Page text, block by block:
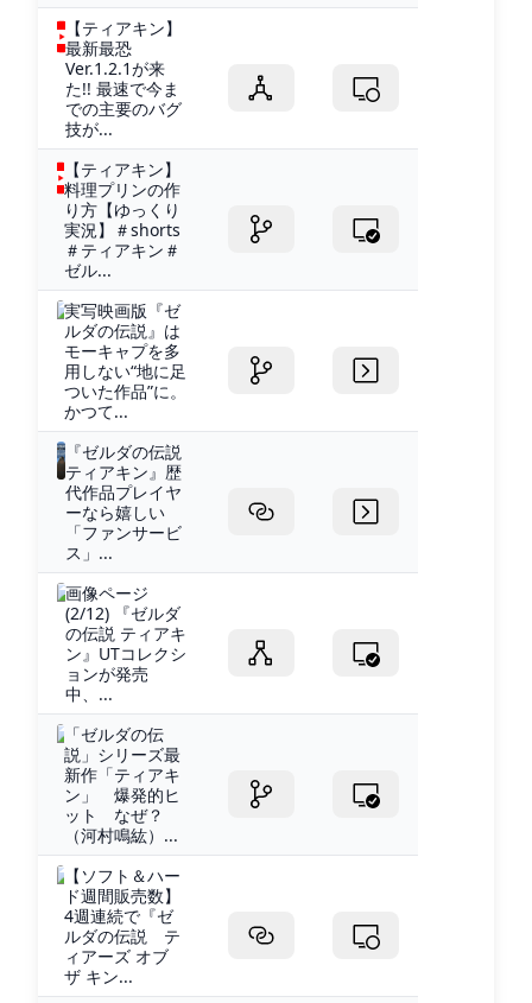
【ティアキン】
最新最恐
Ver.1.2.1が来
た!! 最速で今ま
での主要のバグ
技が...
【ティアキン】
料理プリンの作
り方【ゆっくり
実況】＃shorts
＃ティアキン＃
ゼル...
実写映画版『ゼ
ルダの伝説』は
モーキャプを多
用しない“地に足
ついた作品”に。
かつて...
『ゼルダの伝説
ティアキン』歴
代作品プレイヤ
ーなら嬉しい
「ファンサービ
ス」...
画像ページ
(2/12) 『ゼルダ
の伝説 ティアキ
ン』UTコレクシ
ョンが発売
中、...
「ゼルダの伝
説」シリーズ最
新作「ティアキ
ン」 爆発的ヒ
ット なぜ？
（河村鳴紘）...
【ソフト＆ハー
ド週間販売数】
4週連続で『ゼ
ルダの伝説 テ
ィアーズ オブ
ザ キン...